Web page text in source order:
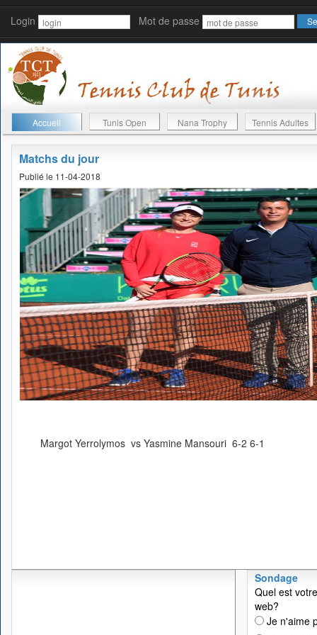
Login Mot de passe
Accueil Tunis Open Nana Trophy Tennis Adultes
Matchs du jour
Publié le 11-04-2018
Margot Yerrolymos vs Yasmine Mansouri 6-2 6-1
Sondage
Quel est
web?
Je n'aime